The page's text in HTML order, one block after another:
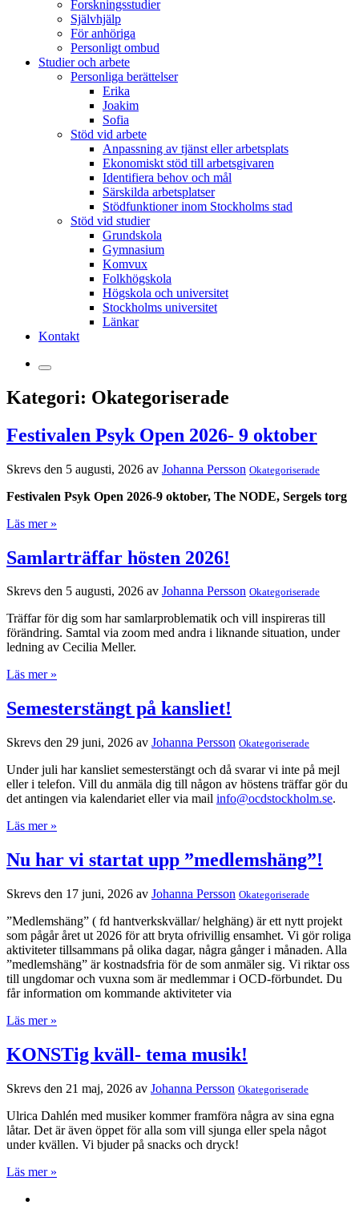
Forskningsstudier
Självhjälp
För anhöriga
Personligt ombud
Studier och arbete
Personliga berättelser
Erika
Joakim
Sofia
Stöd vid arbete
Anpassning av tjänst eller arbetsplats
Ekonomiskt stöd till arbetsgivaren
Identifiera behov och mål
Särskilda arbetsplatser
Stödfunktioner inom Stockholms stad
Stöd vid studier
Grundskola
Gymnasium
Komvux
Folkhögskola
Högskola och universitet
Stockholms universitet
Länkar
Kontakt
Kategori: Okategoriserade
Festivalen Psyk Open 2026- 9 oktober
Skrevs den 5 augusti, 2026 av Johanna Persson Okategoriserade
Festivalen Psyk Open 2026-9 oktober, The NODE, Sergels torg
Läs mer »
Samlarträffar hösten 2026!
Skrevs den 5 augusti, 2026 av Johanna Persson Okategoriserade
Träffar för dig som har samlarproblematik och vill inspireras till
förändring. Samtal via zoom med andra i liknande situation, under
ledning av Cecilia Meller.
Läs mer »
Semesterstängt på kansliet!
Skrevs den 29 juni, 2026 av Johanna Persson Okategoriserade
Under juli har kansliet semesterstängt och då svarar vi inte på mejl
eller i telefon. Vill du anmäla dig till någon av höstens träffar gör du
det antingen via kalendariet eller via mail info@ocdstockholm.se.
Läs mer »
Nu har vi startat upp ”medlemshäng”!
Skrevs den 17 juni, 2026 av Johanna Persson Okategoriserade
”Medlemshäng” ( fd hantverkskvällar/ helghäng) är ett nytt projekt
som pågår året ut 2026 för att bryta ofrivillig ensamhet. Vi gör roliga
aktiviteter tillsammans på olika dagar, några gånger i månaden. Alla
”medlemshäng” är kostnadsfria för de som anmäler sig. Vi riktar oss
till ungdomar och vuxna som är medlemmar i OCD-förbundet. Du
får information om kommande aktiviteter via
Läs mer »
KONSTig kväll- tema musik!
Skrevs den 21 maj, 2026 av Johanna Persson Okategoriserade
Ulrica Dahlén med musiker kommer framföra några av sina egna
låtar. Det är även öppet för alla som vill sjunga eller spela något
under kvällen. Vi bjuder på snacks och dryck!
Läs mer »